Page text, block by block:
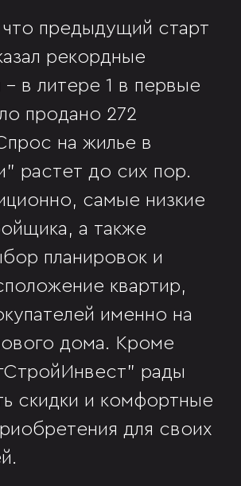
предыдущий старт
рекордные
- в литере 1 в первые
продано 272
на жилье в
растет до сих пор.
самые низкие
а также
планировок и
квартир,
именно на
дома. Кроме
рады
скидки и комфортные
для своих